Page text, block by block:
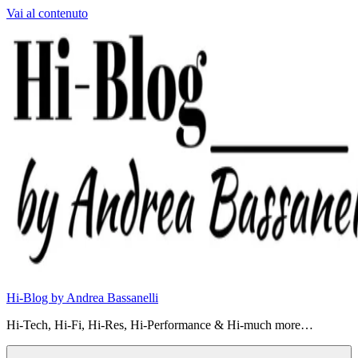
Vai al contenuto
Hi-Blog by Andrea Bassanelli
Hi-Tech, Hi-Fi, Hi-Res, Hi-Performance & Hi-much more…